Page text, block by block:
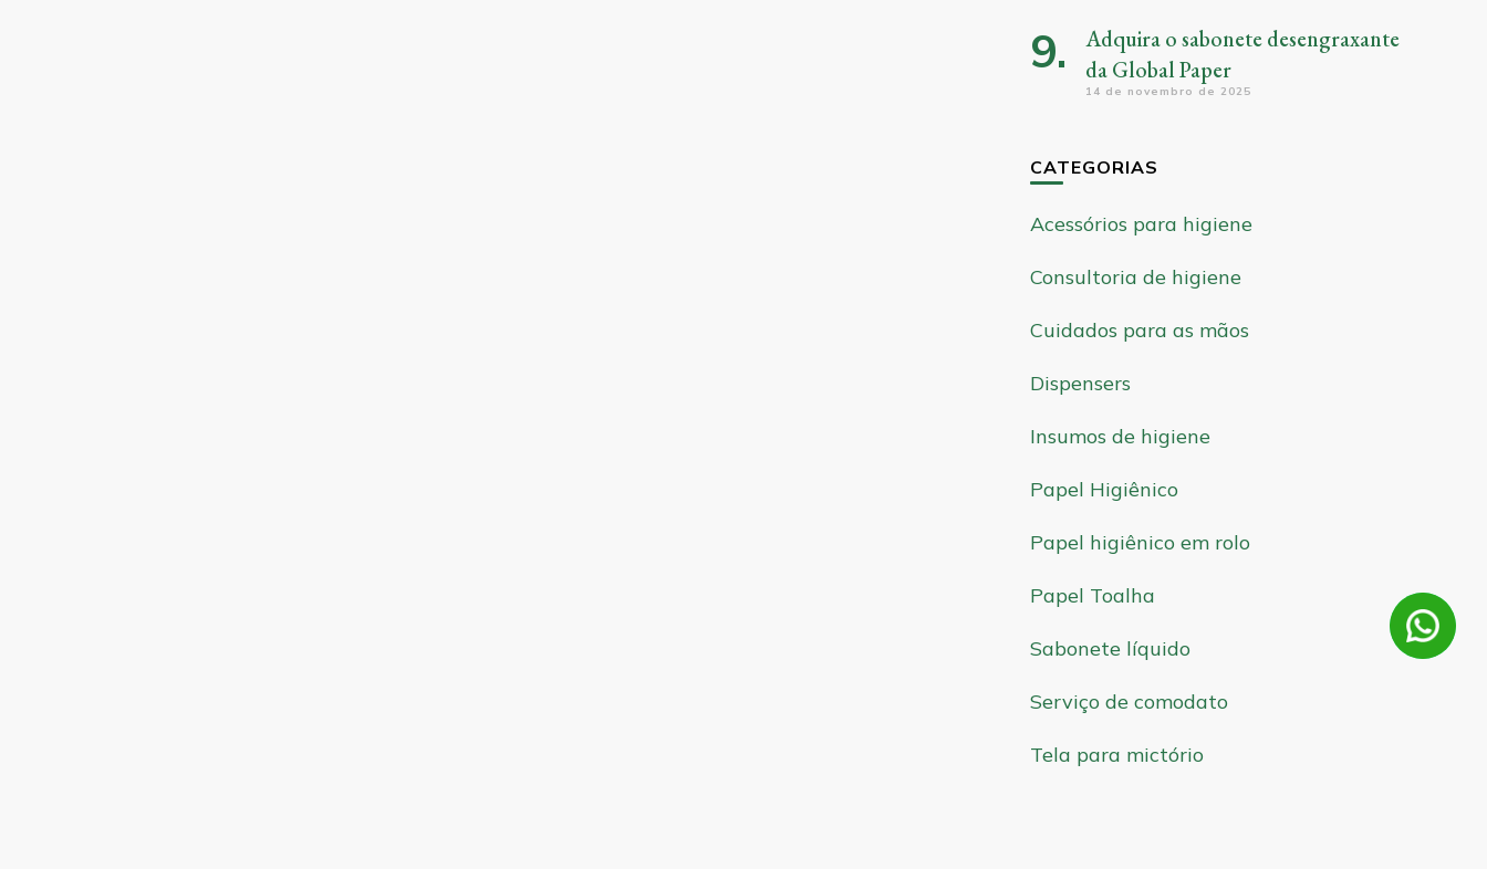
Adquira o sabonete desengraxante
da Global Paper
14 de novembro de 2025
CATEGORIAS
Acessórios para higiene
Consultoria de higiene
Cuidados para as mãos
Dispensers
Insumos de higiene
Papel Higiênico
Papel higiênico em rolo
Papel Toalha
Sabonete líquido
Serviço de comodato
Tela para mictório